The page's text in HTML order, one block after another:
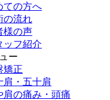
ての方へ
の流れ
様の声
ッフ紹介
ー
矯正
肩・五十肩
肩の痛み・頭痛